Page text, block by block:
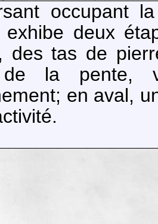
occupant
exhibe deux
des tas de
la pente,
en aval,